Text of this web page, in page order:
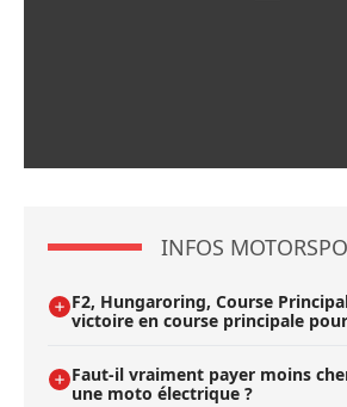
INFOS
F2, Hungaroring, Course
victoire en course principale
Faut-il vraiment payer moins
une moto électrique ?